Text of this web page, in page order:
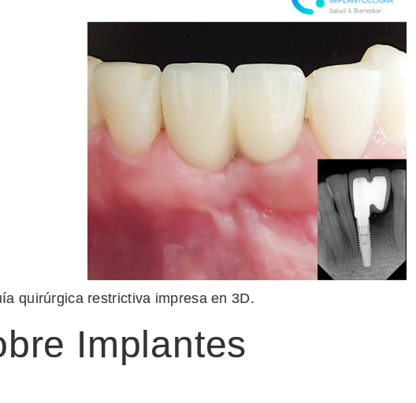
quirúrgica restrictiva impresa en 3D.
Implantes